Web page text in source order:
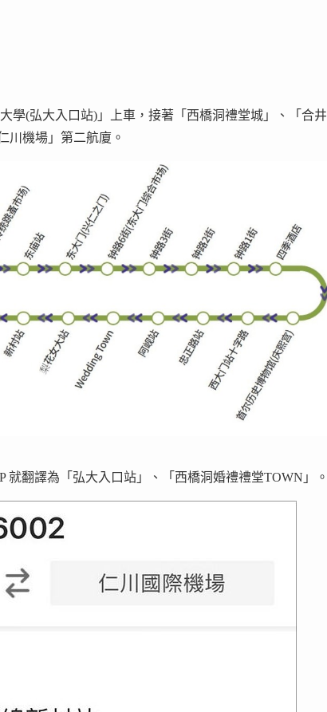
學(弘大入口站)」上車，接著「西橋洞禮堂城」、「合井
川機場」第二航廈。
翻譯為「弘大入口站」、「西橋洞婚禮禮堂TOWN」。